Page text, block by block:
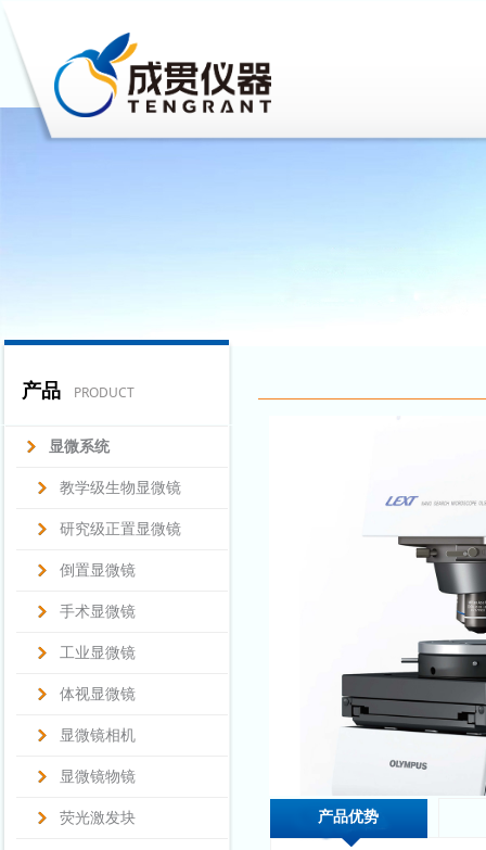
产品 PRODUCT
显微系统
教学级生物显微镜
研究级正置显微镜
倒置显微镜
手术显微镜
工业显微镜
体视显微镜
显微镜相机
显微镜物镜
荧光激发块 产品优势